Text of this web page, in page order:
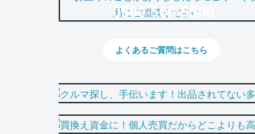
0800-500-5500
よくあるご質問はこちら